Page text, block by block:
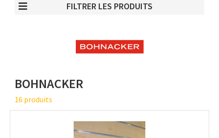
FILTRER LES PRODUITS
BOHNACKER
16 produits